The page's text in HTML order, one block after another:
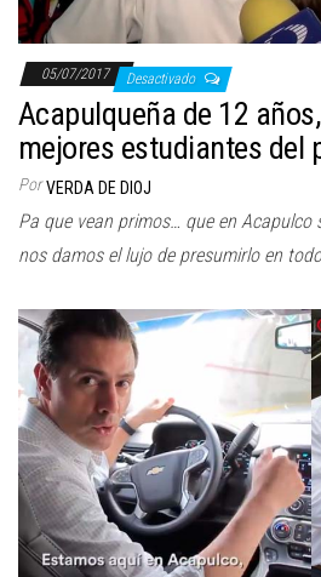
05/07/2017 Desactivado
Acapulqueña de 12
mejores estudiantes del
Por VERDA DE DIOJ
Pa que vean primos… que en
nos damos el lujo de presumirlo en